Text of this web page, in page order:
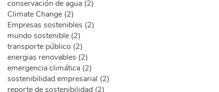
conservación de agua (2)
Climate Change (2)
Empresas sostenibles (2)
mundo sostenible (2)
transporte público (2)
energias renovables (2)
emergencia climática (2)
sostenibilidad empresarial (2)
reporte de sostenibilidad (2)